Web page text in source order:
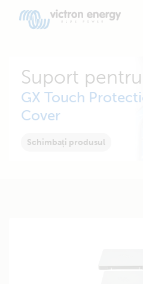
Suport
GX Touch
Cover
Schimbați produsul